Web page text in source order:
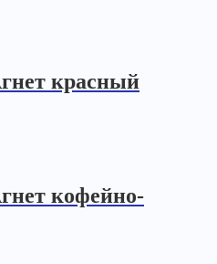
красный
кофейно-